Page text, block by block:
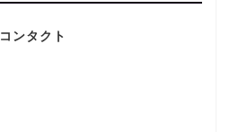
コンタクト